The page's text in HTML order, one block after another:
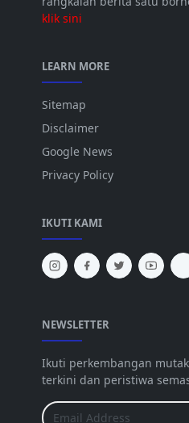
klik sini
LEARN MORE
Sitemap
Disclaimer
Google News
Privacy Policy
IKUTI KAMI
NEWSLETTER
Ikuti perkembangan
terkini dan peristiwa